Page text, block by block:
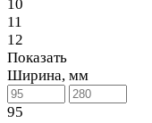
10
11
12
Показать
Ширина, мм
95